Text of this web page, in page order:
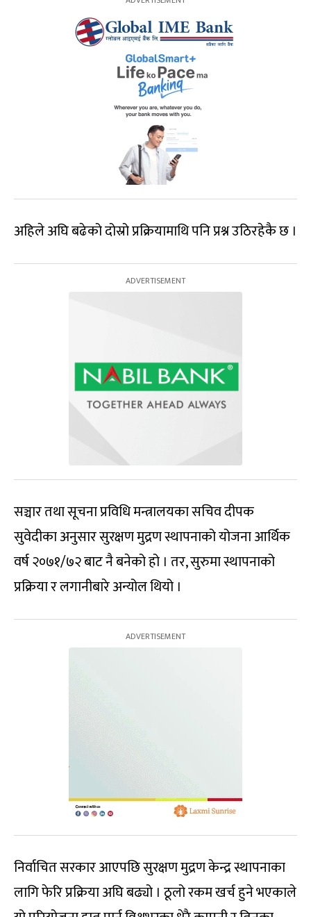
अहिले अघि बढेको दोस्रो प्रक्रियामाथि पनि प्रश्न उठिरहेकै छ ।
सञ्चार तथा सूचना प्रविधि मन्त्रालयका सचिव दीपक
सुवेदीका अनुसार सुरक्षण मुद्रण स्थापनाको योजना आर्थिक
वर्ष २०७१/७२ बाट नै बनेको हो । तर, सुरुमा स्थापनाको
प्रक्रिया र लगानीबारे अन्योल थियो ।
निर्वाचित सरकार आएपछि सुरक्षण मुद्रण केन्द्र स्थापनाका
लागि फेरि प्रक्रिया अघि बढ्यो । ठूलो रकम खर्च हुने भएकाले